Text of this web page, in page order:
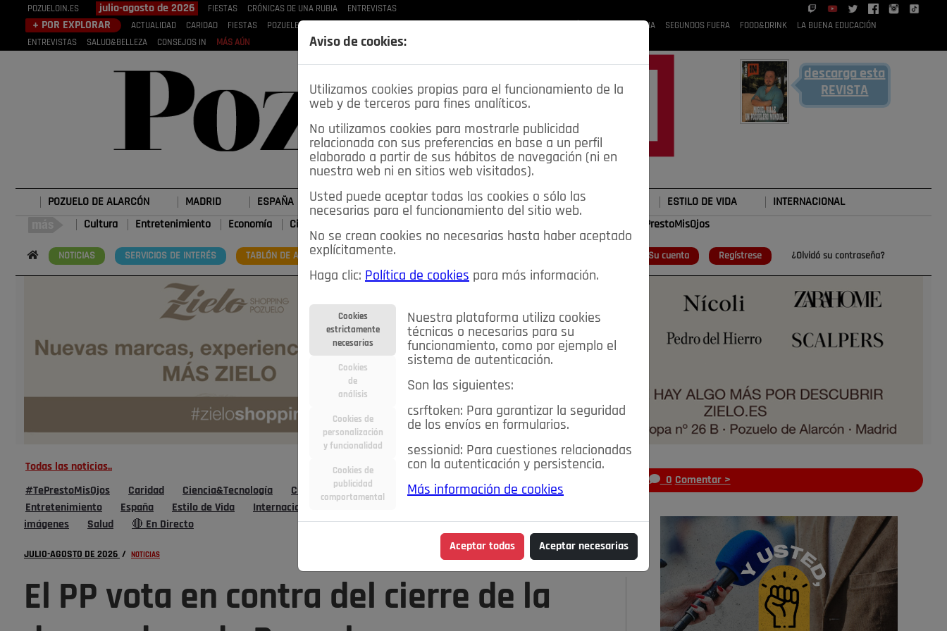
POZUELOIN.ES julio-agosto de 2026 FIESTAS CRÓNICAS DE UNA RUBIA ENTREVISTAS
+ POR EXPLORAR ACTUALIDAD CARIDAD FIESTAS POZUELEROS CRÓNICAS DE UNA RUBIA SEGUNDOS FUERA FOOD&DRINK
LA BUENA EDUCACIÓN
ENTREVISTAS
SALUD&BELLEZA CONSEJOS IN MÁS AÚN
descarga esta
REVISTA
POZUELO DE ALARCÓN MADRID ESPAÑA DEPORTES OPINIÓN IN SALUD 🔴 EN DIRECTO ESTILO DE VIDA INTERNACIONAL
Cultura Entretenimiento Economía Ciencia&Tecnología #TePrestoMisOjos
NOTICIAS SERVICIOS DE INTERÉS TABLÓN DE ANUNCIOS MIS ANUNCIOS Su cuenta Regístrese ¿Olvidó su contraseña?
Todas las noticias..
#TePrestoMisOjos Caridad Ciencia&Tecnología Cultura Deportes Economía
Educación
Entretenimiento
España Estilo de Vida Internacional
imágenes
Salud 🔴 En Directo
JULIO-AGOSTO DE 2026 / NOTICIAS
El PP vota en contra del cierre de la
0 Comentar >
Aviso de cookies:
Utilizamos cookies propias para el funcionamiento de la
web y de terceros para fines analíticos.
No utilizamos cookies para mostrarle publicidad
relacionada con sus preferencias en base a un perfil
elaborado a partir de sus hábitos de navegación (ni en
nuestra web ni en sitios web visitados).
Usted puede aceptar todas las cookies o sólo las
necesarias para el funcionamiento del sitio web.
No se crean cookies no necesarias hasta haber aceptado
explícitamente.
Haga clic: Política de cookies para más información.
Cookies
estrictamente
necesarias
Cookies
de
análisis
Cookies de
personalización
y funcionalidad
Cookies de
publicidad
comportamental
Nuestra plataforma utiliza cookies
técnicas o necesarias para su
funcionamiento, como por ejemplo el
sistema de autenticación.
Son las siguientes:
csrftoken: Para garantizar la seguridad
de los envíos en formularios.
sessionid: Para cuestiones relacionadas
con la autenticación y persistencia.
Más información de cookies
Aceptar todas Aceptar necesarias